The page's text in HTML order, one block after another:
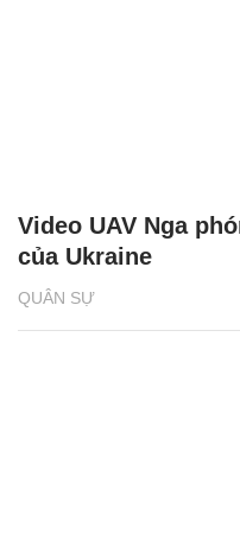
QUÂN SỰ
Video UAV Nga
của Ukraine